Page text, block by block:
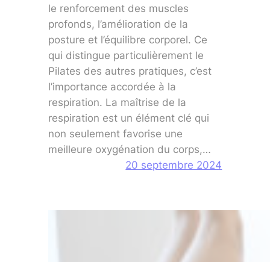
le renforcement des muscles
profonds, l’amélioration de la
posture et l’équilibre corporel. Ce
qui distingue particulièrement le
Pilates des autres pratiques, c’est
l’importance accordée à la
respiration. La maîtrise de la
respiration est un élément clé qui
non seulement favorise une
meilleure oxygénation du corps,…
20 septembre 2024